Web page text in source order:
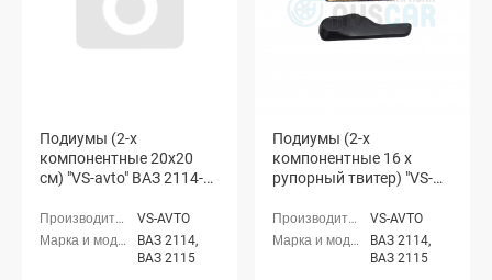
Подиумы (2-х
компонентные 20x20
см) "VS-avto" ВАЗ 2114-
VS-AVTO
ВАЗ 2114,
ВАЗ 2115
Подиумы (2-х
компонентные 16 x
рупорный твитер) "VS-
VS-AVTO
ВАЗ 2114,
ВАЗ 2115